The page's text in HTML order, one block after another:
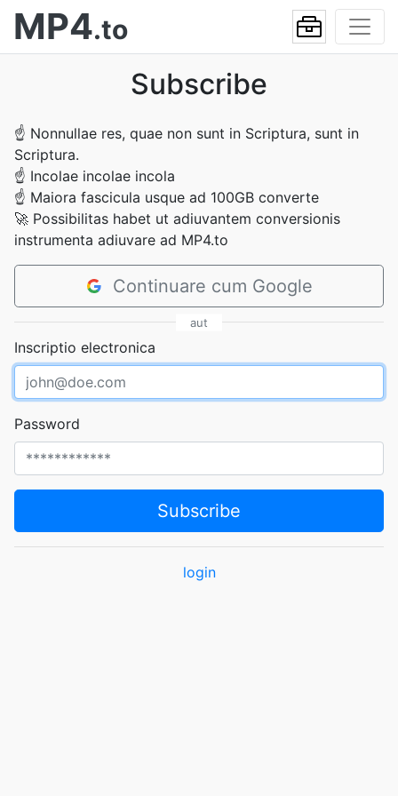
MP4.to
Subscribe
☝ Nonnullae res, quae non sunt in Scriptura, sunt in
Scriptura.
☝ Incolae incolae incola
☝ Maiora fascicula usque ad 100GB converte
🚀 Possibilitas habet ut adiuvantem conversionis
instrumenta adiuvare ad MP4.to
Continuare cum Google
aut
Inscriptio electronica
Password
Subscribe
login